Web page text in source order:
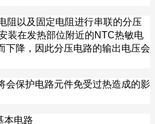
阻以及固定电阻进行串联的分压
装在发热部位附近的NTC热敏电
下降，因此分压电路的输出电压会
会保护电路元件免受过热造成的影
本电路